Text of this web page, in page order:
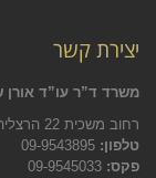
יצירת קשר
משרד ד”ר עו”ד
רחוב משכית 22 הרצליה פיתוח, ת.ד. 12617
טלפון:
פקס: